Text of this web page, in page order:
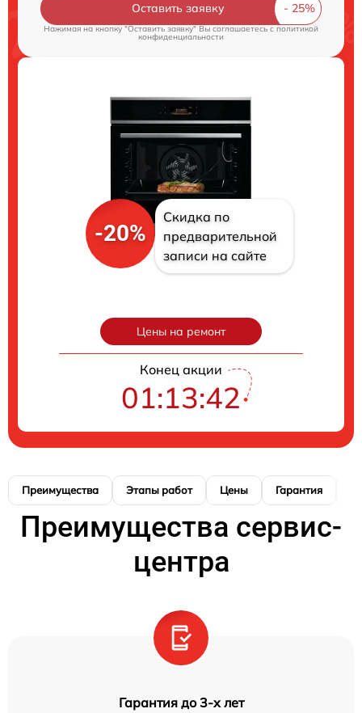
Оставить заявку
Нажимая на кнопку "Оставить заявку" Вы соглашаетесь c политикой
конфиденциальности
-20%
Скидка по
предварительной
записи на сайте
Цены на ремонт
Конец акции
01:13:41
Преимущества Этапы работ Цены Гарантия
Преимущества сервис-
центра
Гарантия до 3-х лет